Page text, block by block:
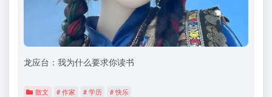
龙应台：我为什么要求你读书
散文 # 作家 # 学历 # 快乐